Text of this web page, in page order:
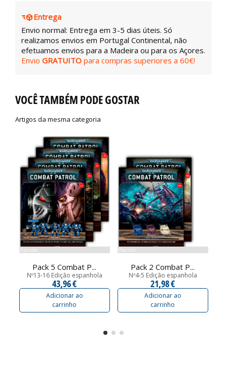
Entrega
Envio normal: Entrega em 3-5 dias úteis. Só
realizamos envios em Portugal Continental, não
efetuamos envios para a Madeira ou para os Açores.
Envio GRATUITO para compras superiores a 60€!
VOCÊ TAMBÉM PODE GOSTAR
Artigos da mesma categoria
Pacote
Pack 5 Combat P...
Nº13-16 Edição espanhola
43,96 €
Adicionar ao
carrinho
Pacote
Pack 2 Combat P...
Nº4-5 Edição espanhola
21,98 €
Adicionar ao
carrinho